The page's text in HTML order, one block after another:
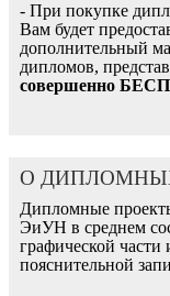
- При покупке
Вам будет
дополнительный
дипломов,
совершенно
О
Дипломные
ЭиУН в среднем
графической части
пояснительной